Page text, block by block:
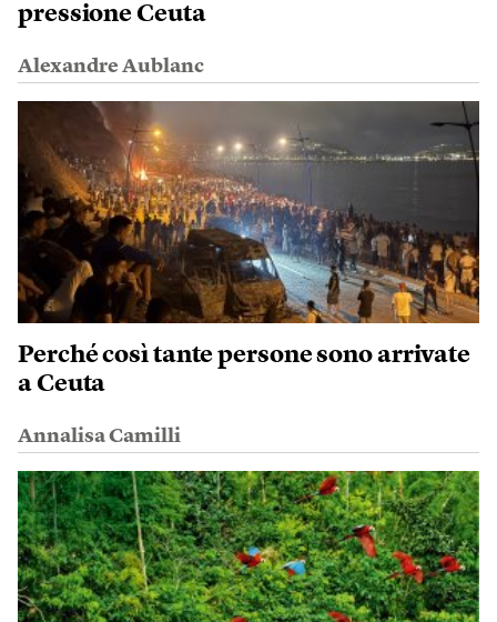
pressione Ceuta
Alexandre Aublanc
Perché così tante persone sono arrivate
a Ceuta
Annalisa Camilli